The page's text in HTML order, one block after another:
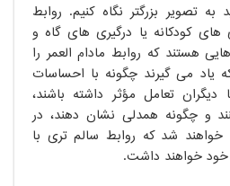
به تصویر بزرگتر نگاه کنیم. روابط
های کودکانه یا درگیری های گاه و
هستند که روابط مادام العمر را
یاد می گیرند چگونه با احساسات
دیگران تعامل مؤثر داشته باشند،
و چگونه همدلی نشان دهند، در
خواهند شد که روابط سالم تری با
خواهند داشت.